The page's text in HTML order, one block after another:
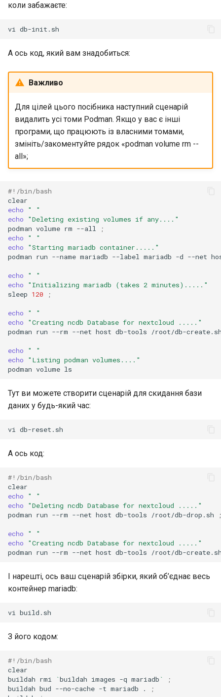
коли забажаєте:
vi
А ось код, який вам знадобиться:
Важливо
Для цілей цього посібника наступний сценарій
видалить усі томи Podman. Якщо у вас є інші
програми, що працюють із власними томами,
змініть/закоментуйте рядок «podman volume rm --
all»;
#!/bin/bash
echo
" "
echo
"Deleting existing volumes if any...."
podman volume rm --all
;
echo
" "
echo
"Starting mariadb container....."
podman run --name mariadb --label mariadb -d --net
echo
" "
echo
"Initializing mariadb (takes 2 minutes)....."
sleep 120 ;
echo
" "
echo
"Creating ncdb Database for nextcloud ....."
podman run --rm --net host db-tools /root/db-
echo
" "
echo
"Listing podman volumes...."
podman volume
Тут ви можете створити сценарій для скидання бази
даних у будь-який час:
vi
А ось код:
#!/bin/bash
echo
" "
echo
"Deleting ncdb Database for nextcloud ....."
podman run --rm --net host db-tools /root/db-drop.sh
echo
" "
echo
"Creating ncdb Database for nextcloud ....."
podman run --rm --net host db-tools /root/db-
І нарешті, ось ваш сценарій збірки, який об’єднає весь
контейнер mariadb:
vi
З його кодом:
#!/bin/bash
clear
buildah rmi `buildah images -q mariadb `
;
buildah bud --no-cache -t mariadb .
;